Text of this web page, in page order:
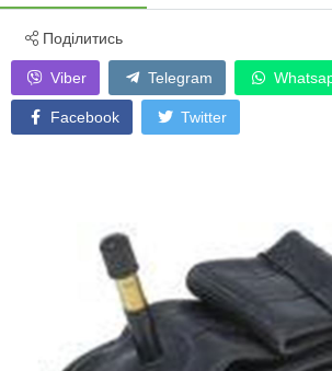
Поділитись
Viber Telegram
Facebook Twitter